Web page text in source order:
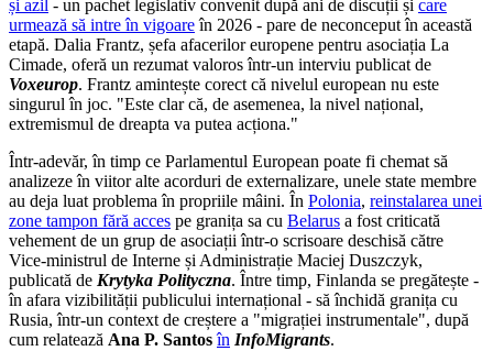
și azil - un pachet legislativ convenit după ani de discuții și care
urmează să intre în vigoareîn 2026 - pare de neconceput în această
etapă. Dalia Frantz, șefa afacerilor europene pentru asociația La
Cimade, oferă un rezumat valoros într-un interviu publicat de
Voxeurop. Frantz amintește corect că nivelul european nu este
singurul în joc. "Este clar că, de asemenea, la nivel național,
extremismul de dreapta va putea acționa."
Într-adevăr, în timp ce Parlamentul European poate fi chemat să
analizeze în viitor alte acorduri de externalizare, unele state membre
au deja luat problema în propriile mâini. În Polonia, reinstalarea unei
zone tampon fără acces pe granița sa cu Belarus a fost criticată
vehement de un grup de asociații într-o scrisoare deschisă către
Vice-ministrul de Interne și Administrație Maciej Duszczyk,
publicată de Krytyka Polityczna. Între timp, Finlanda se pregătește -
în afara vizibilității publicului internațional - să închidă granița cu
Rusia, într-un context de creștere a "migrației instrumentale", după
cum relatează Ana P. Santos în InfoMigrants.